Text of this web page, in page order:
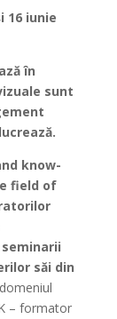
16 iunie
în
sunt
know-
field of
săi din
– formator